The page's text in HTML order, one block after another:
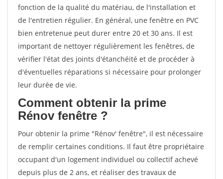
fonction de la qualité du matériau, de l'installation et
de l'entretien régulier. En général, une fenêtre en PVC
bien entretenue peut durer entre 20 et 30 ans. Il est
important de nettoyer régulièrement les fenêtres, de
vérifier l'état des joints d'étanchéité et de procéder à
d'éventuelles réparations si nécessaire pour prolonger
leur durée de vie.
Comment obtenir la prime
Rénov fenêtre ?
Pour obtenir la prime "Rénov' fenêtre", il est nécessaire
de remplir certaines conditions. Il faut être propriétaire
occupant d'un logement individuel ou collectif achevé
depuis plus de 2 ans, et réaliser des travaux de